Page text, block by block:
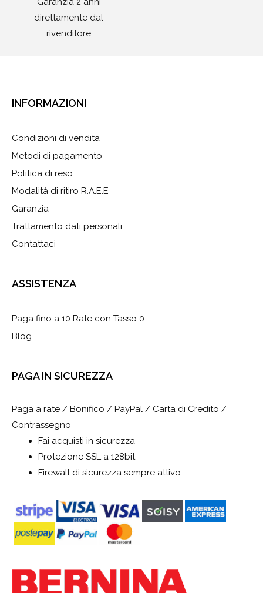
direttamente dal
rivenditore
INFORMAZIONI
Condizioni di vendita
Metodi di pagamento
Politica di reso
Modalità di ritiro R.A.E.E
Garanzia
Trattamento dati personali
Contattaci
ASSISTENZA
Paga fino a 10 Rate con Tasso 0
Blog
PAGA IN SICUREZZA
Paga a rate / Bonifico / PayPal / Carta di Credito /
Contrassegno
Fai acquisti in sicurezza
Protezione SSL a 128bit
Firewall di sicurezza sempre attivo